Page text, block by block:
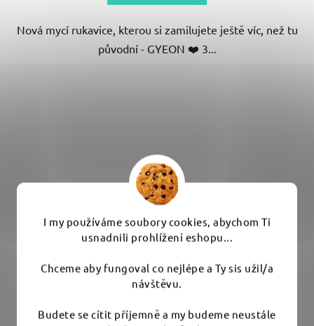
I my používáme soubory cookies, abychom Ti
usnadnili prohlížení eshopu...
Chceme aby fungoval co nejlépe a Ty sis užil/a
návštěvu.
Budete se cítit příjemně a my budeme neustále
hvězdiček.
Nová mycí rukavice, kterou si zamilujete ještě víc, než tu
původní - GYEON ❤️ 3...